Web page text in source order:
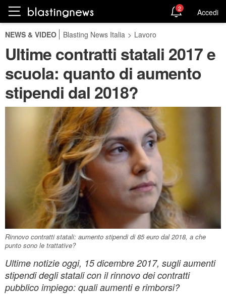
2 Accedi
NEWS & VIDEO Blasting News Italia > Lavoro
Ultime contratti statali 2017 e
scuola: quanto di aumento
stipendi dal 2018?
Rinnovo contratti statali: aumento stipendi di 85 euro dal 2018, a che
punto sono le trattative?
Ultime notizie oggi, 15 dicembre 2017, sugli aumenti
stipendi degli statali con il rinnovo dei contratti
pubblico impiego: quali aumenti e rimborsi?